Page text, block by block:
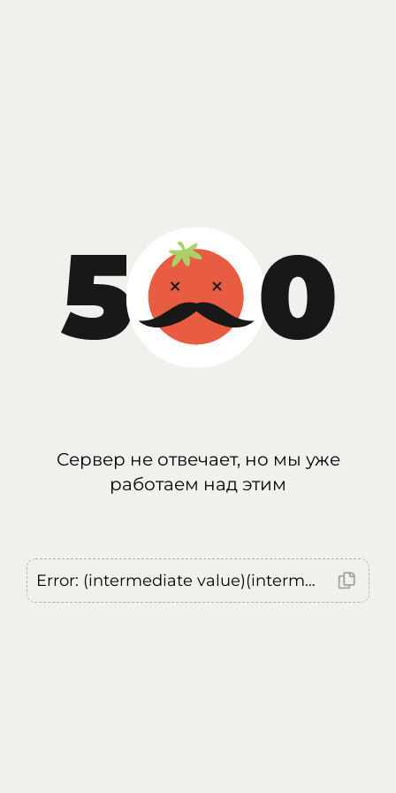
Сервер не отвечает, но мы уже
работаем над этим
Error: (intermediate value)(intermediate value)(intermediate value).replaceAll is not a function